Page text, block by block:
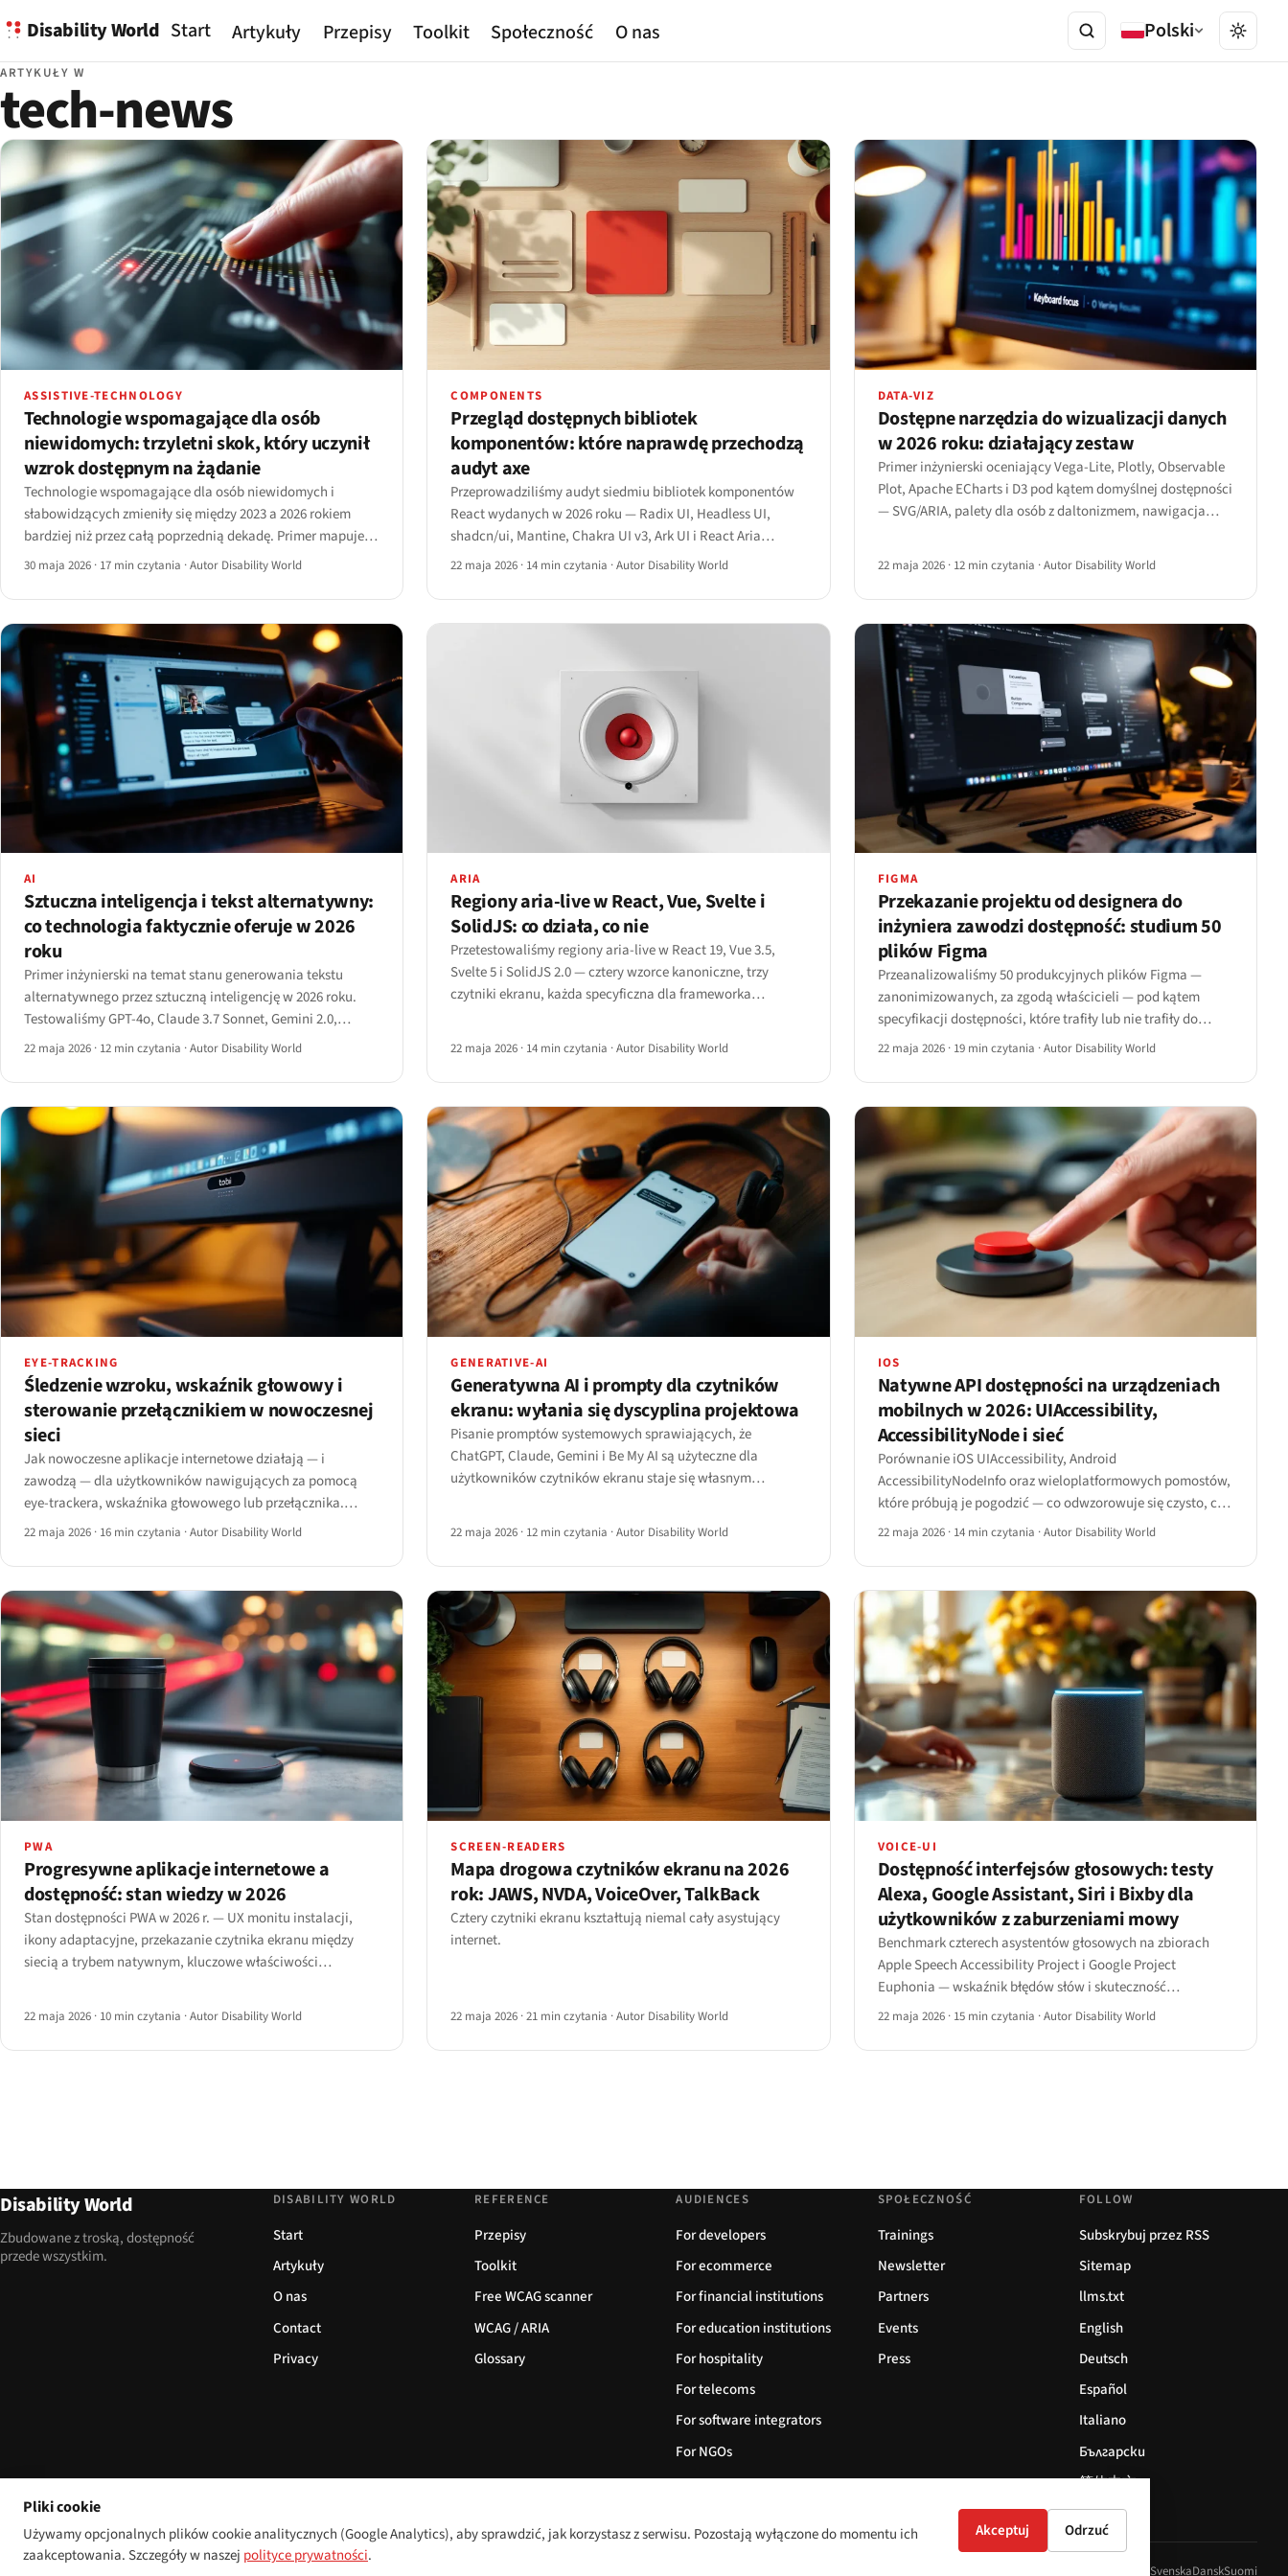
Disability World Start Artykuły Przepisy Toolkit Społeczność O nas Polski
ARTYKUŁY W
tech-news
ASSISTIVE-TECHNOLOGY
Technologie wspomagające dla osób
niewidomych: trzyletni skok, który uczynił
wzrok dostępnym na żądanie
Technologie wspomagające dla osób niewidomych i
słabowidzących zmieniły się między 2023 a 2026 rokiem
bardziej niż przez całą poprzednią dekadę. Primer mapuje
realne innowacje — Be My AI, Ray-Ban Meta, inteligentne
30 maja 2026 · 17 min czytania ·Autor Disability World
COMPONENTS
Przegląd dostępnych bibliotek
komponentów: które naprawdę przechodzą
audyt axe
Przeprowadziliśmy audyt siedmiu bibliotek komponentów
React wydanych w 2026 roku — Radix UI, Headless UI,
shadcn/ui, Mantine, Chakra UI v3, Ark UI i React Aria
Components — oceniając każdą pod kątem wskaźnika
klawiaturowego i kosztu rozmiaru pakietu.
22 maja 2026 · 14 min czytania ·Autor Disability World
DATA-VIZ
Dostępne narzędzia do wizualizacji danych
w 2026 roku: działający zestaw
Primer inżynierski oceniający Vega-Lite, Plotly, Observable
Plot, Apache ECharts i D3 pod kątem domyślnej dostępności
— SVG/ARIA, palety dla osób z daltonizmem, nawigacja
22 maja 2026 · 12 min czytania ·Autor Disability World
AI
Sztuczna inteligencja i tekst alternatywny:
co technologia faktycznie oferuje w 2026
roku
Primer inżynierski na temat stanu generowania tekstu
alternatywnego przez sztuczną inteligencję w 2026 roku.
Testowaliśmy GPT-4o, Claude 3.7 Sonnet, Gemini 2.0,
Llama-Vision-3 i Pixtral na czterech kategoriach obrazów i
nadal halucynuje.
22 maja 2026 · 12 min czytania ·Autor Disability World
ARIA
Regiony aria-live w React, Vue, Svelte i
SolidJS: co działa, co nie
Przetestowaliśmy regiony aria-live w React 19, Vue 3.5,
Svelte 5 i SolidJS 2.0 — cztery wzorce kanoniczne, trzy
czytniki ekranu, każda specyficzna dla frameworka
instrukcja postępowania.
22 maja 2026 · 14 min czytania ·Autor Disability World
FIGMA
Przekazanie projektu od designera do
inżyniera zawodzi dostępność: studium 50
plików Figma
Przeanalizowaliśmy 50 produkcyjnych plików Figma —
zanonimizowanych, za zgodą właścicieli — pod kątem
specyfikacji dostępności, które trafiły lub nie trafiły do
procesu przekazania projektu.
22 maja 2026 · 19 min czytania ·Autor Disability World
EYE-TRACKING
Śledzenie wzroku, wskaźnik głowowy i
sterowanie przełącznikiem w nowoczesnej
sieci
Jak nowoczesne aplikacje internetowe działają — i
zawodzą — dla użytkowników nawigujących za pomocą
eye-trackera, wskaźnika głowowego lub przełącznika.
Podstawy sprzętu, kryteria WCAG i wzorce projektowe
22 maja 2026 · 16 min czytania ·Autor Disability World
GENERATIVE-AI
Generatywna AI i prompty dla czytników
ekranu: wyłania się dyscyplina projektowa
Pisanie promptów systemowych sprawiających, że
ChatGPT, Claude, Gemini i Be My AI są użyteczne dla
użytkowników czytników ekranu staje się własnym
struktury, myślników, przekazania do AT i nierozwiązanymi
problemami UX.
22 maja 2026 · 12 min czytania ·Autor Disability World
IOS
Natywne API dostępności na urządzeniach
mobilnych w 2026: UIAccessibility,
AccessibilityNode i sieć
Porównanie iOS UIAccessibility, Android
AccessibilityNodeInfo oraz wieloplatformowych pomostów,
które próbują je pogodzić — co odwzorowuje się czysto, co
nie i gdzie mobilna sieć zawodzi.
22 maja 2026 · 14 min czytania ·Autor Disability World
PWA
Progresywne aplikacje internetowe a
dostępność: stan wiedzy w 2026
Stan dostępności PWA w 2026 r. — UX monitu instalacji,
ikony adaptacyjne, przekazanie czytnika ekranu między
siecią a trybem natywnym, kluczowe właściwości
22 maja 2026 · 10 min czytania ·Autor Disability World
SCREEN-READERS
Mapa drogowa czytników ekranu na 2026
rok: JAWS, NVDA, VoiceOver, TalkBack
Cztery czytniki ekranu kształtują niemal cały asystujący
internet.
22 maja 2026 ·21 min czytania ·Autor Disability World
VOICE-UI
Dostępność interfejsów głosowych: testy
Alexa, Google Assistant, Siri i Bixby dla
użytkowników z zaburzeniami mowy
Benchmark czterech asystentów głosowych na zbiorach
Apple Speech Accessibility Project i Google Project
Euphonia — wskaźnik błędów słów i skuteczność
rozpoznawania intencji według rodzaju zaburzenia mowy.
projektantów.
22 maja 2026 · 15 min czytania ·Autor Disability World
Disability World
Zbudowane z troską, dostępność
przede wszystkim.
DISABILITY WORLD
Start
Artykuły
O nas
Contact
Privacy
REFERENCE
Przepisy
Toolkit
Free WCAG scanner
WCAG / ARIA
Glossary
AUDIENCES
For developers
For ecommerce
For financial institutions
For education institutions
For hospitality
For telecoms
For software integrators
For NGOs
SPOŁECZNOŚĆ
Trainings
Newsletter
Partners
Events
Press
FOLLOW
Subskrybuj przez RSS
Sitemap
llms.txt
English
Deutsch
Español
Italiano
Български
简体中文
SvenskaDanskSuomi
Pliki cookie
Używamy opcjonalnych plików cookie analitycznych (Google Analytics), aby sprawdzić, jak korzystasz z serwisu. Pozostają wyłączone do momentu ich
zaakceptowania. Szczegóły w naszej polityce prywatności.
Akceptuj Odrzuć